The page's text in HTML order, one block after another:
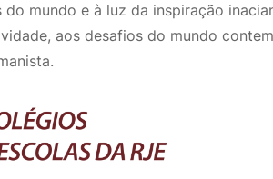
do mundo e à luz da inspiração
aos desafios do mundo